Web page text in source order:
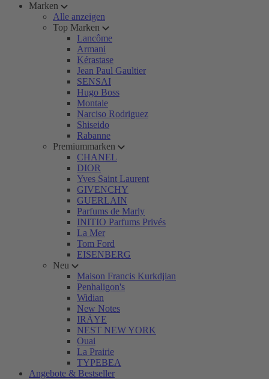
Marken
Alle anzeigen
Top Marken
Lancôme
Armani
Kérastase
Jean Paul Gaultier
SENSAI
Hugo Boss
Montale
Narciso Rodriguez
Shiseido
Rabanne
Premiummarken
CHANEL
DIOR
Yves Saint Laurent
GIVENCHY
GUERLAIN
Parfums de Marly
INITIO Parfums Privés
La Mer
Tom Ford
EISENBERG
Neu
Maison Francis Kurkdjian
Penhaligon's
Widian
New Notes
IRÄYE
NEST NEW YORK
Ouai
La Prairie
TYPEBEA
Angebote & Bestseller